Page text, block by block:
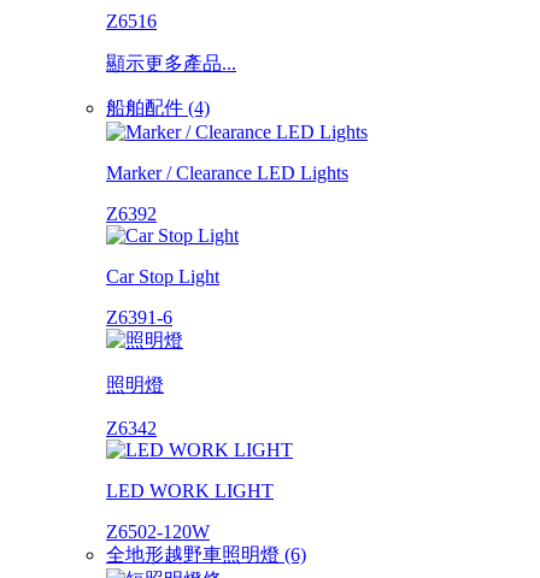
Z6516
顯示更多產品...
船舶配件 (4)
Marker / Clearance LED Lights
Z6392
Car Stop Light
Z6391-6
照明燈
Z6342
LED WORK LIGHT
Z6502-120W
全地形越野車照明燈 (6)